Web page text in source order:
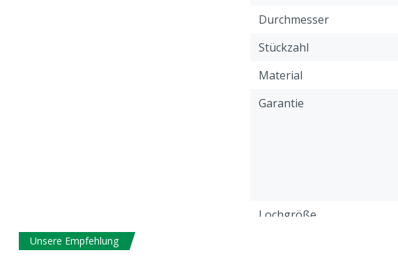
Durchmesser
Stückzahl
Material
Garantie
Lochgröße
Unsere Empfehlung